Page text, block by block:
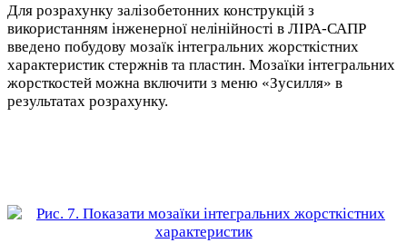
Для розрахунку залізобетонних конструкцій з
використанням інженерної нелінійності в ЛІРА-САПР
введено побудову мозаїк інтегральних жорсткістних
характеристик стержнів та пластин. Мозаїки інтегральних
жорсткостей можна включити з меню «Зусилля» в
результатах розрахунку.